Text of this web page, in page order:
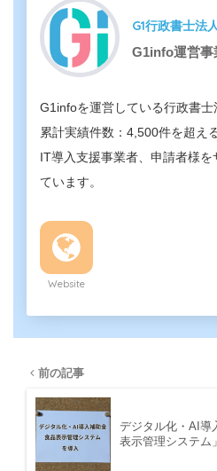
G1行政書士法
G1info運営事
G1infoを運営している行政書
累計実績件数：4,500件を超え
IT導入支援事業者、申請者様
ています。
Website
前の記事
デジタル化・AI導
表示管理システム」